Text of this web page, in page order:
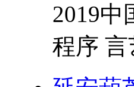
2019中
程序 言